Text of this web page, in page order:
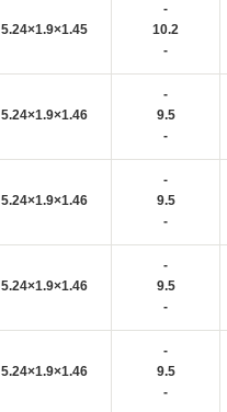
5.24×1.9×1.45
-
10.2
-
5.24×1.9×1.46
-
9.5
-
5.24×1.9×1.46
-
9.5
-
5.24×1.9×1.46
-
9.5
-
5.24×1.9×1.46
-
9.5
-